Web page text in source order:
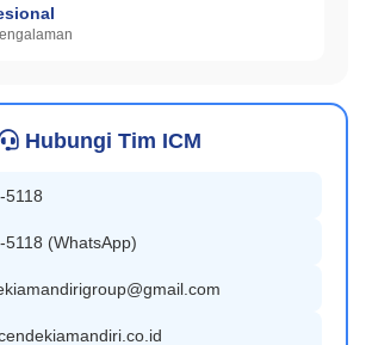
Hubungi Tim ICM
5118
(WhatsApp)